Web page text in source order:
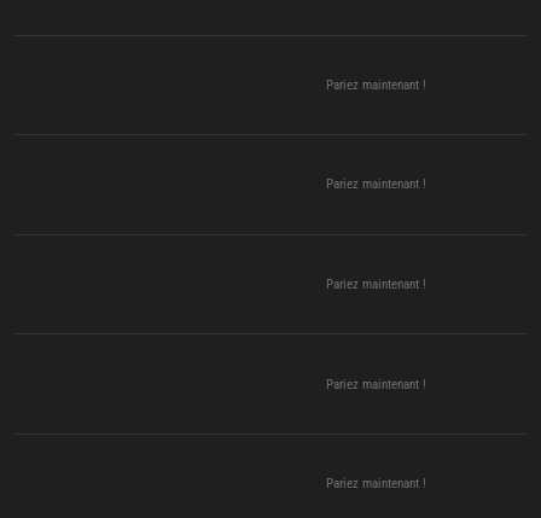
Pariez maintenant !
Pariez maintenant !
Pariez maintenant !
Pariez maintenant !
Pariez maintenant !